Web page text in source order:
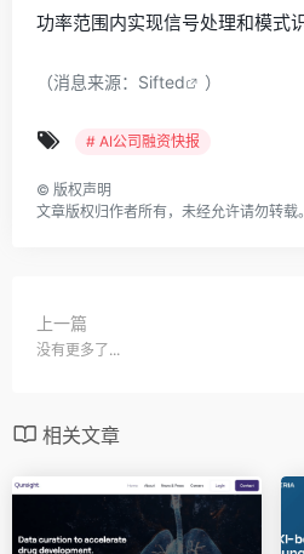
功率范围内实现信号处理和模式识
（消息来源： Sifted ）
# AI公司融资快报
© 版权声明
文章版权归作者所有，未经允许请勿转载。
上一篇
没有更多了...
相关文章